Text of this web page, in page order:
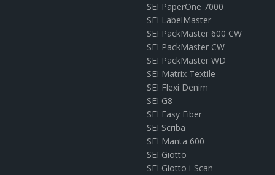
SEI PaperOne 7000
SEI LabelMaster
SEI PackMaster 600 CW
SEI PackMaster CW
SEI PackMaster WD
SEI Matrix Textile
SEI Flexi Denim
SEI G8
SEI Easy Fiber
SEI Scriba
SEI Manta 600
SEI Giotto
SEI Giotto i-Scan